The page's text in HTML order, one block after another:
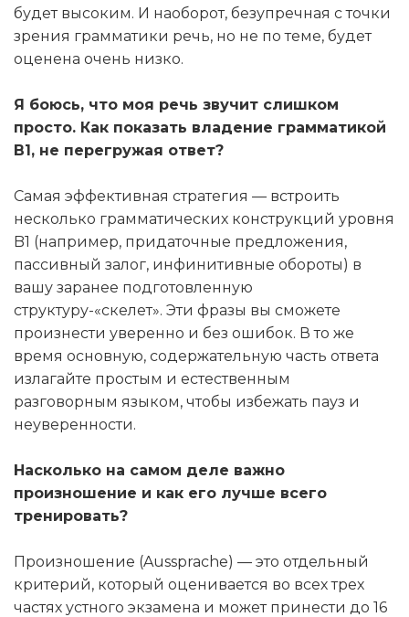
будет высоким. И наоборот, безупречная с точки
зрения грамматики речь, но не по теме, будет
оценена очень низко.
Я боюсь, что моя речь звучит слишком
просто. Как показать владение грамматикой
B1, не перегружая ответ?
Самая эффективная стратегия — встроить
несколько грамматических конструкций уровня
B1 (например, придаточные предложения,
пассивный залог, инфинитивные обороты) в
вашу заранее подготовленную
структуру-«скелет». Эти фразы вы сможете
произнести уверенно и без ошибок. В то же
время основную, содержательную часть ответа
излагайте простым и естественным
разговорным языком, чтобы избежать пауз и
неуверенности.
Насколько на самом деле важно
произношение и как его лучше всего
тренировать?
Произношение (Aussprache) — это отдельный
критерий, который оценивается во всех трех
частях устного экзамена и может принести до 16